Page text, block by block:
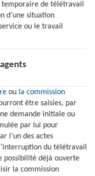
temporaire de télétravail
d’une situation
ou le travail
ou la commission
être saisies, par
demande initiale ou
par lui pour
l’un des actes
du télétravail
possibilité déjà ouverte
la commission